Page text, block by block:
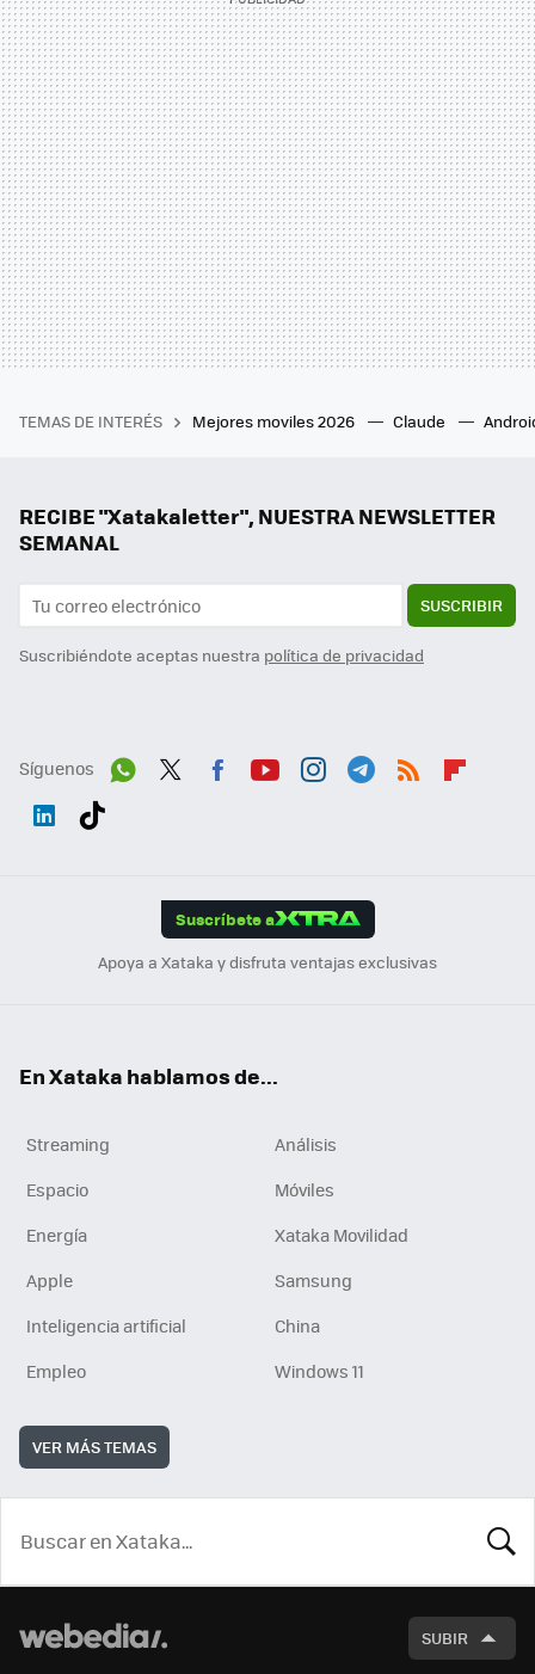
TEMAS DE INTERÉS Mejores moviles 2026 Claude
RECIBE "Xatakaletter", NUESTRA NEWSLETTER
SEMANAL
SUSCRIBIR
Suscribiéndote aceptas nuestra política de privacidad
Síguenos
Suscríbete a
Apoya a Xataka y disfruta ventajas exclusivas
En Xataka hablamos de...
Streaming
Análisis
Espacio
Móviles
Energía
Xataka Movilidad
Apple
Samsung
Inteligencia artificial
China
Empleo
Windows 11
VER MÁS TEMAS
SUBIR